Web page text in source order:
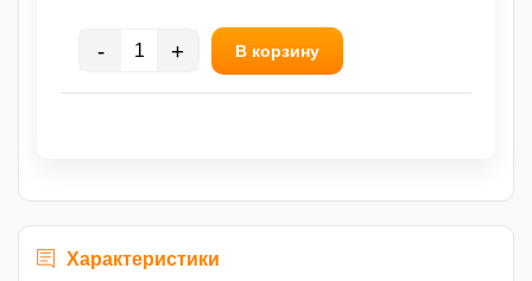
- + В корзину
Характеристики